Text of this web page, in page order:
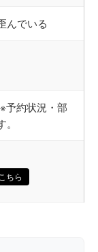
んでいる
予約状況・部
ちら